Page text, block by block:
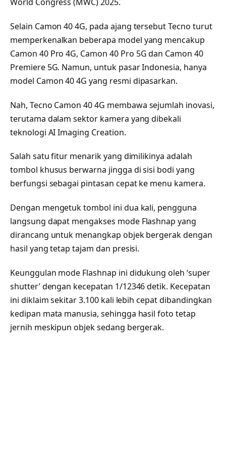
Selain Camon 40 4G, pada ajang tersebut Tecno turut
memperkenalkan beberapa model yang mencakup
Camon 40 Pro 4G, Camon 40 Pro 5G dan Camon 40
Premiere 5G. Namun, untuk pasar Indonesia, hanya
model Camon 40 4G yang resmi dipasarkan.
Nah, Tecno Camon 40 4G membawa sejumlah inovasi,
terutama dalam sektor kamera yang dibekali
teknologi AI Imaging Creation.
Salah satu fitur menarik yang dimilikinya adalah
tombol khusus berwarna jingga di sisi bodi yang
berfungsi sebagai pintasan cepat ke menu kamera.
Dengan mengetuk tombol ini dua kali, pengguna
langsung dapat mengakses mode Flashnap yang
dirancang untuk menangkap objek bergerak dengan
hasil yang tetap tajam dan presisi.
Keunggulan mode Flashnap ini didukung oleh ‘super
shutter’ dengan kecepatan 1/12346 detik. Kecepatan
ini diklaim sekitar 3.100 kali lebih cepat dibandingkan
kedipan mata manusia, sehingga hasil foto tetap
jernih meskipun objek sedang bergerak.